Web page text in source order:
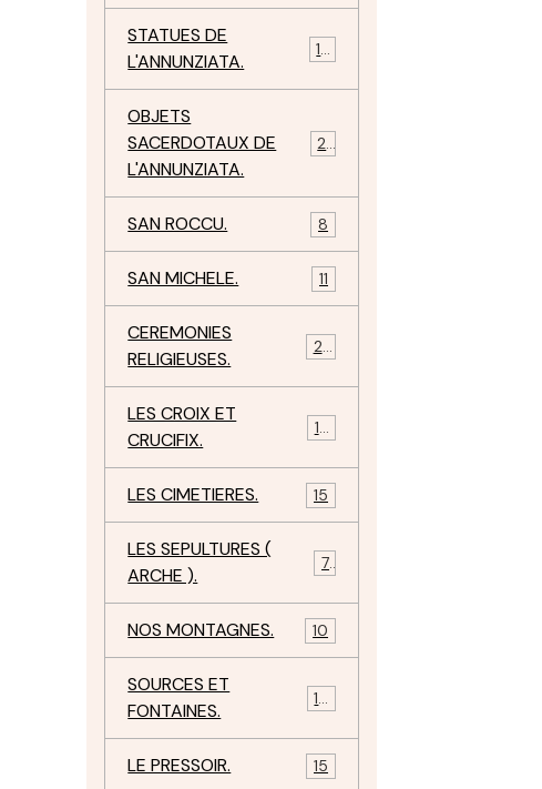
STATUES DE
L'ANNUNZIATA.
15
OBJETS
SACERDOTAUX DE
L'ANNUNZIATA.
24
SAN ROCCU. 8
SAN MICHELE. 11
CEREMONIES
RELIGIEUSES.
23
LES CROIX ET
CRUCIFIX.
18
LES CIMETIERES. 15
LES SEPULTURES (
ARCHE ).
7
NOS MONTAGNES. 10
SOURCES ET
FONTAINES.
10
LE PRESSOIR. 15